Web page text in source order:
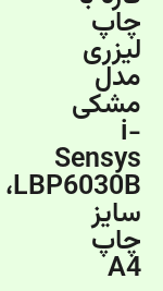
چاپ
لیزری
مدل
مشکی
i-
Sensys
LBP6030B،
سایز
چاپ
A4